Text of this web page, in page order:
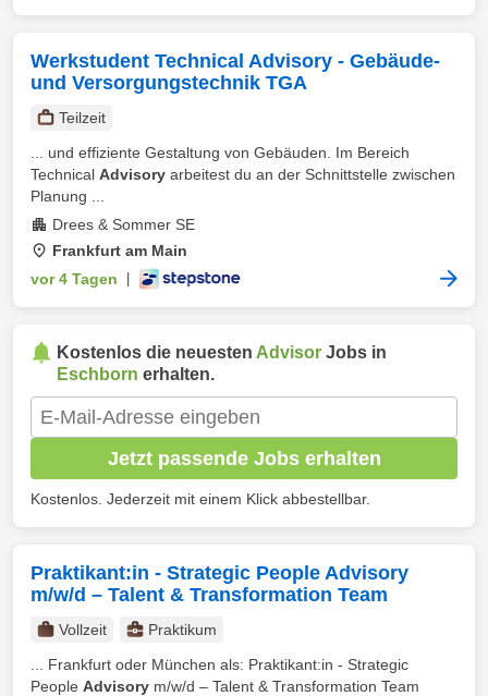
Werkstudent Technical Advisory - Gebäude-
und Versorgungstechnik TGA
Teilzeit
... und effiziente Gestaltung von Gebäuden. Im Bereich
Technical Advisory arbeitest du an der Schnittstelle zwischen
Planung ...
Drees & Sommer SE
Frankfurt am Main
vor 4 Tagen
Kostenlos die neuesten Advisor Jobs in
Eschborn erhalten.
Jetzt passende Jobs erhalten
Kostenlos. Jederzeit mit einem Klick abbestellbar.
Praktikant:in - Strategic People Advisory
m/w/d – Talent & Transformation Team
Vollzeit
Praktikum
... Frankfurt oder München als: Praktikant:in - Strategic
People Advisory m/w/d – Talent & Transformation Team